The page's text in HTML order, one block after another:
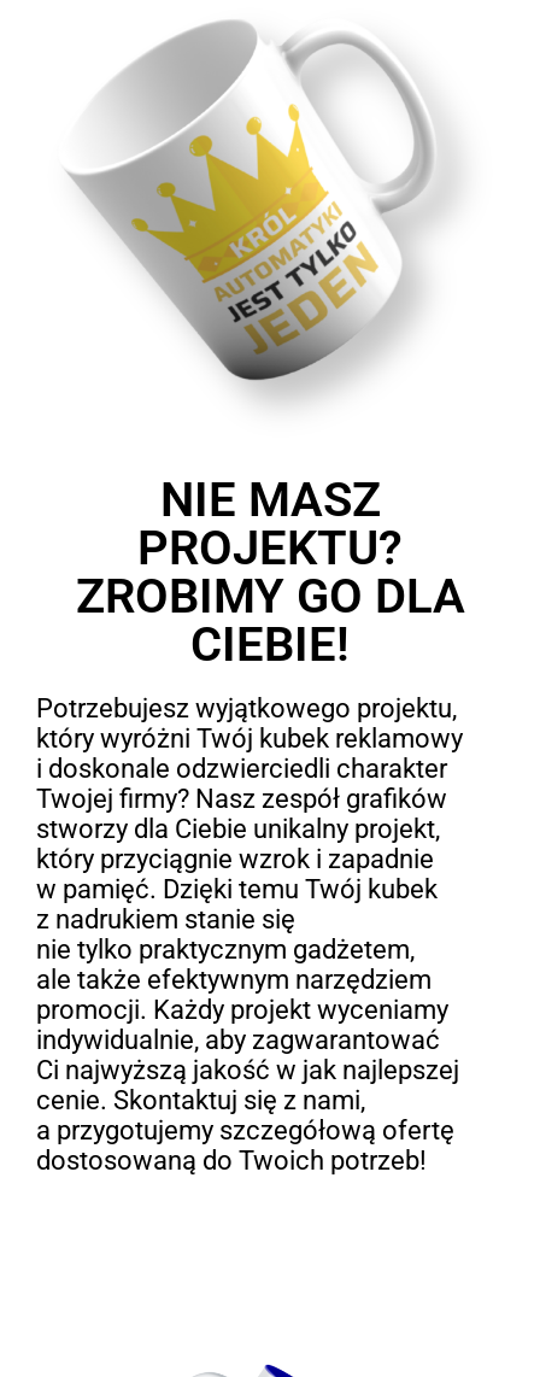
NIE MASZ
PROJEKTU?
ZROBIMY GO DLA
CIEBIE!
Potrzebujesz wyjątkowego projektu,
który wyróżni Twój kubek reklamowy
i doskonale odzwierciedli charakter
Twojej firmy? Nasz zespół grafików
stworzy dla Ciebie unikalny projekt,
który przyciągnie wzrok i zapadnie
w pamięć. Dzięki temu Twój kubek
z nadrukiem stanie się
nie tylko praktycznym gadżetem,
ale także efektywnym narzędziem
promocji. Każdy projekt wyceniamy
indywidualnie, aby zagwarantować
Ci najwyższą jakość w jak najlepszej
cenie. Skontaktuj się z nami,
a przygotujemy szczegółową ofertę
dostosowaną do Twoich potrzeb!